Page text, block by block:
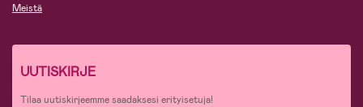
Meistä
UUTISKIRJE
Tilaa uutiskirjeemme saadaksesi erityisetuja!